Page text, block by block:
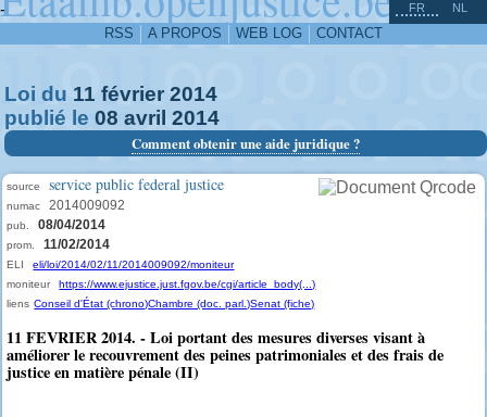
-
RSS A PROPOS WEB LOG CONTACT
FR NL
Loi du 11 février 2014
publié le 08 avril 2014
Comment obtenir une aide juridique ?
source service public federal justice
numac 2014009092
pub. 08/04/2014
prom. 11/02/2014
ELI
eli/loi/2014/02/11/2014009092/moniteur
moniteur
https://www.ejustice.just.fgov.be/cgi/article_body(...)
liens Conseil d'État (chrono)Chambre (doc. parl.)Senat (fiche)
11 FEVRIER 2014. - Loi portant des mesures diverses visant à
améliorer le recouvrement des peines patrimoniales et des frais de
justice en matière pénale (II)
^